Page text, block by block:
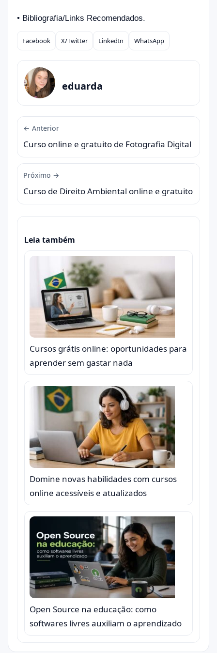
• Bibliografia/Links Recomendados.
Compartilhar
Facebook X/Twitter LinkedIn WhatsApp
eduarda
← Anterior
Curso online e gratuito de Fotografia Digital
Próximo →
Curso de Direito Ambiental online e gratuito
Leia também
Cursos grátis online: oportunidades para
aprender sem gastar nada
Domine novas habilidades com cursos
online acessíveis e atualizados
Open Source na educação: como
softwares livres auxiliam o aprendizado